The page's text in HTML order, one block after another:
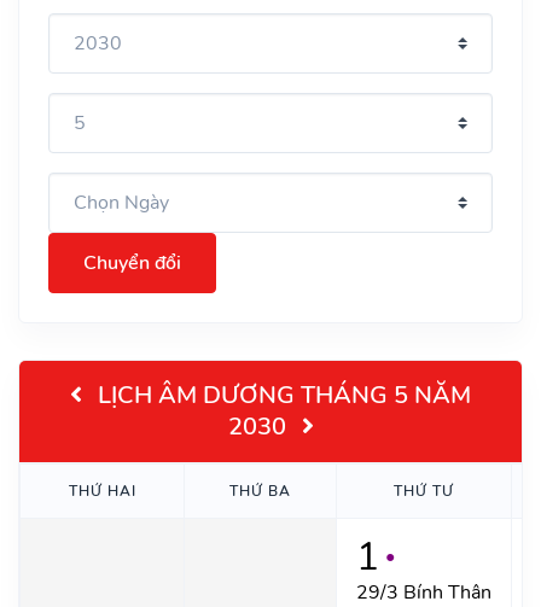
Chuyển đổi
LỊCH ÂM DƯƠNG THÁNG 5 NĂM
2030
THỨ HAI THỨ BA THỨ TƯ
1 ●
29/3 Bính Thân